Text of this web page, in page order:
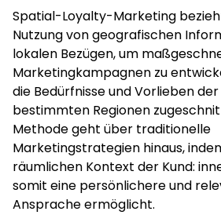
Spatial-Loyalty-Marketing
Nutzung von geografischen
lokalen Bezügen, um
Marketingkampagnen zu
die Bedürfnisse und Vorlieben
bestimmten Regionen
Methode geht über traditionelle
Marketingstrategien hinaus,
räumlichen Kontext der Kund:
somit eine persönlichere und
Ansprache ermöglicht.